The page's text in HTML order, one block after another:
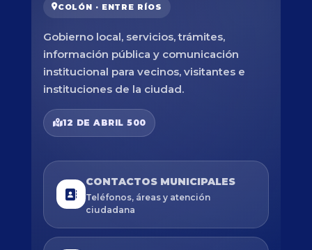
COLÓN · ENTRE RÍOS
Gobierno local, servicios, trámites,
información pública y comunicación
institucional para vecinos, visitantes e
instituciones de la ciudad.
12 DE ABRIL 500
CONTACTOS MUNICIPALES
Teléfonos, áreas y atención
ciudadana